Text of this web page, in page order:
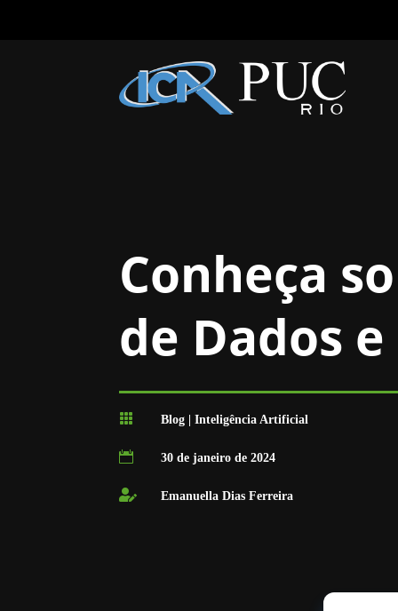
Conheça
de Dados
 Blog |Inteligência Artificial
 30 de janeiro de 2024
 Emanuella Dias Ferreira